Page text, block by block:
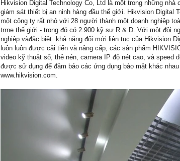
Hikvision Digital Technology Co, Ltd là một trong những
giám sát thiết bị an ninh hàng đầu thế giới. Hikvision
một công ty rất nhỏ với 28 người thành một doanh nghiệp
trrne thế giới - trong đó có 2.900 kỹ sư R & D. Với một đội
nghiệp vàđặc biệt khả năng đổi mới liên tục của Hikvision
luôn luôn được cải tiến và nâng cấp, các sản phẩm
video kỹ thuật số, thẻ nén, camera IP độ nét cao, và
được sử dụng để đảm bảo các ứng dụng bảo mật khác
www.hikvision.com.